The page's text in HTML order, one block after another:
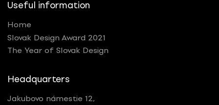
Useful information
Home
Slovak Design Award 2021
The Year of Slovak Design
Headquarters
Jakubovo námestie 12,